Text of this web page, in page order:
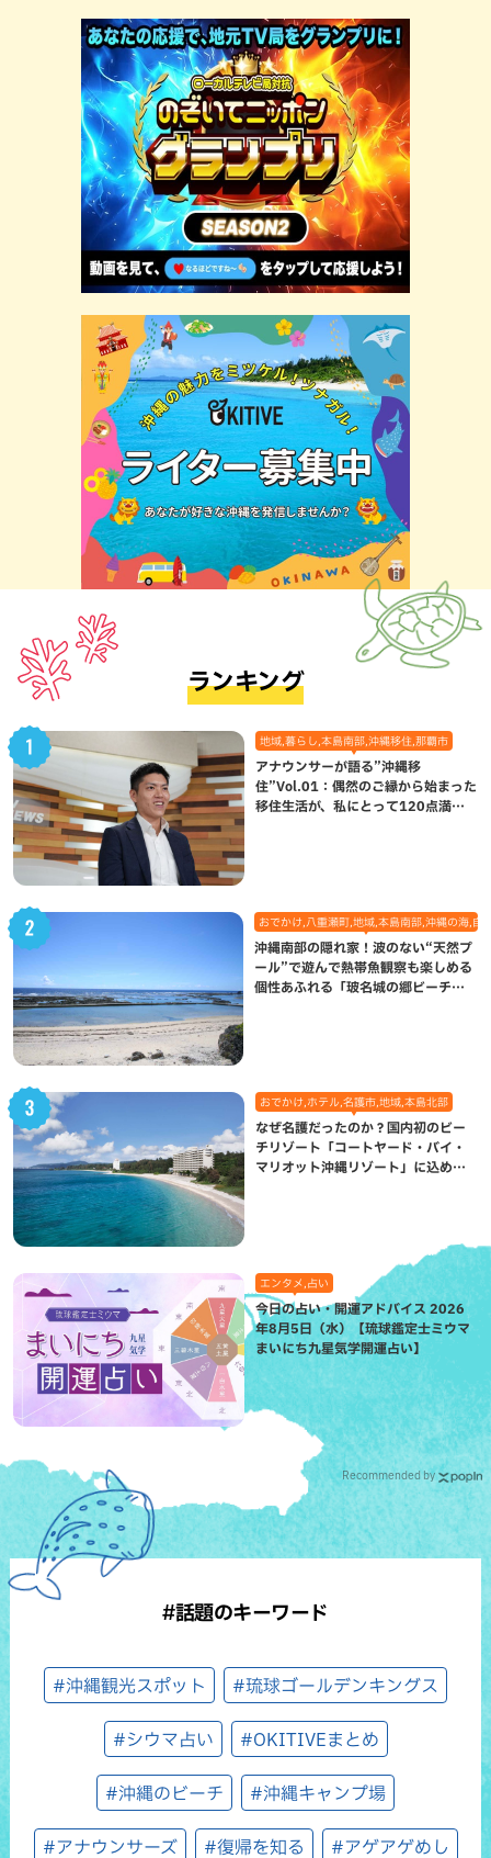
ランキング
地域,暮らし,本島南部,沖縄移住,那覇市
アナウンサーが語る”沖縄移
住”Vol.01：偶然のご縁から始まった
移住生活が、私にとって120点満点
おでかけ,八重瀬町,地域,本島南部,沖縄の海,自
沖縄南部の隠れ家！波のない“天然プ
ール”で遊んで熱帯魚観察も楽しめる
個性あふれる「玻名城の郷ビーチ」
おでかけ,ホテル,名護市,地域,本島北部
なぜ名護だったのか？国内初のビー
チリゾート「コートヤード・バイ・
マリオット沖縄リゾート」に込めら
エンタメ,占い
今日の占い・開運アドバイス 2026
年8月5日（水）【琉球鑑定士ミウマ
まいにち九星気学開運占い】
Recommended by
#話題のキーワード
#沖縄観光スポット #琉球ゴールデンキングス
#シウマ占い #OKITIVEまとめ
#沖縄のビーチ #沖縄キャンプ場
#アナウンサーズ #復帰を知る #アゲアゲめし